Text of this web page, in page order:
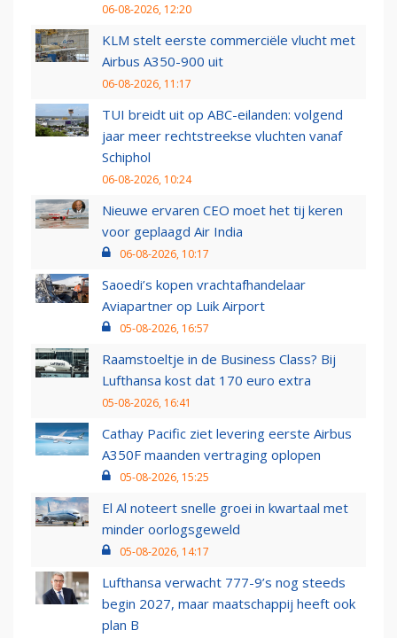
06-08-2026, 12:20
KLM stelt eerste commerciële vlucht met
Airbus A350-900 uit
06-08-2026, 11:17
TUI breidt uit op ABC-eilanden: volgend
jaar meer rechtstreekse vluchten vanaf
Schiphol
06-08-2026, 10:24
Nieuwe ervaren CEO moet het tij keren
voor geplaagd Air India
06-08-2026, 10:17
Saoedi’s kopen vrachtafhandelaar
Aviapartner op Luik Airport
05-08-2026, 16:57
Raamstoeltje in de Business Class? Bij
Lufthansa kost dat 170 euro extra
05-08-2026, 16:41
Cathay Pacific ziet levering eerste Airbus
A350F maanden vertraging oplopen
05-08-2026, 15:25
El Al noteert snelle groei in kwartaal met
minder oorlogsgeweld
05-08-2026, 14:17
Lufthansa verwacht 777-9’s nog steeds
begin 2027, maar maatschappij heeft ook
plan B